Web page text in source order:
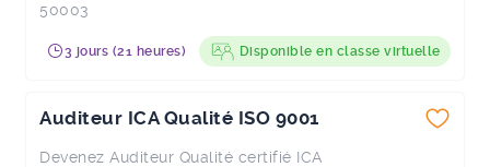
50003
3 jours (21 heures) Disponible en classe virtuelle
Auditeur ICA Qualité ISO 9001
Devenez Auditeur Qualité certifié ICA